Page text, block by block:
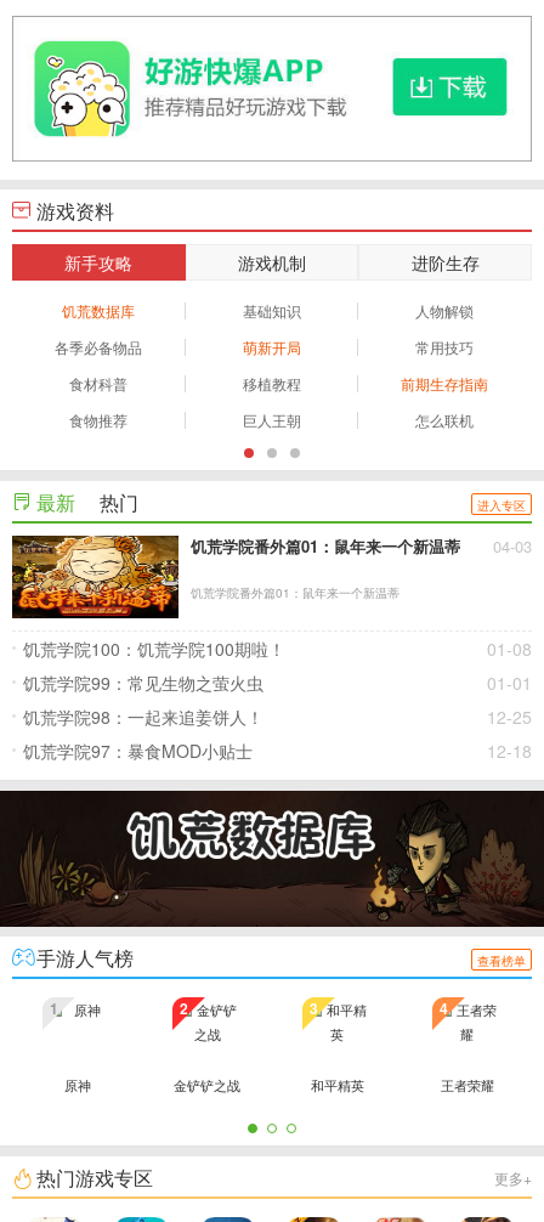
游戏资料
新手攻略 游戏机制 进阶生存
饥荒数据库 基础知识
人物解锁
各季必备物品
萌新开局
常用技巧
食材科普
移植教程
前期生存指南
食物推荐
巨人王朝 怎么联机
最新 热门 进入专区
饥荒学院番外篇01：鼠年来一个新温蒂 04-03
饥荒学院番外篇01：鼠年来一个新温蒂
01-08
饥荒学院100：饥荒学院100期啦！
01-01
饥荒学院99：常见生物之萤火虫
12-25
饥荒学院98：一起来追姜饼人！
12-18
饥荒学院97：暴食MOD小贴士
手游人气榜 查看榜单
原神
1
金铲铲之战
2
和平精英
3
王者荣耀
4
热门游戏专区 更多+